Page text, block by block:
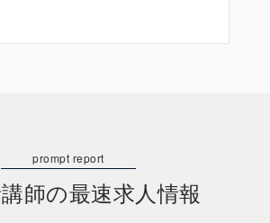
師の最速求人情報